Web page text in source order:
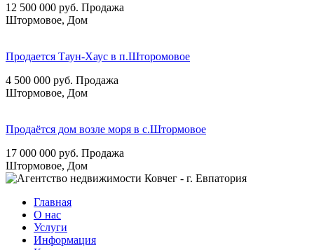
12 500 000 руб. Продажа
Штормовое, Дом
Продается Таун-Хаус в п.Шторомовое
4 500 000 руб. Продажа
Штормовое, Дом
Продаётся дом возле моря в с.Штормовое
17 000 000 руб. Продажа
Штормовое, Дом
Главная
О нас
Услуги
Информация